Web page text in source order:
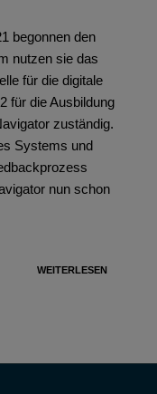
begonnen den
nutzen sie das
für die digitale
für die Ausbildung
zuständig.
Systems und
nun schon
WEITERLESEN